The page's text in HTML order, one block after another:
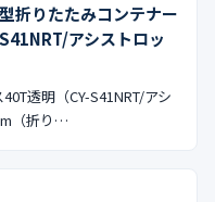
折りたたみコンテナー
アシストロッ
透明（CY-S41NRT/アシ
（折り…